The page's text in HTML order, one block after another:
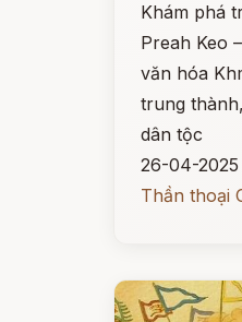
Khám phá
Preah Keo
văn hóa
trung
dân tộc
26-04-2025
Thần thoại